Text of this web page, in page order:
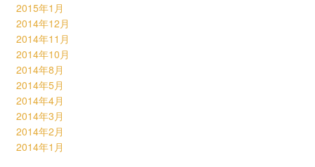
2015年1月
2014年12月
2014年11月
2014年10月
2014年8月
2014年5月
2014年4月
2014年3月
2014年2月
2014年1月